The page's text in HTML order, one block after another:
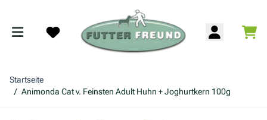
Startseite
/ Animonda Cat v. Feinsten Adult Huhn + Joghurtkern 100g